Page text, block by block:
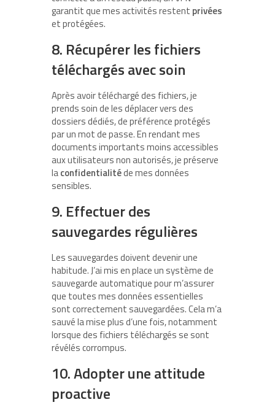
garantit que mes activités restent privées
et protégées.
8. Récupérer les fichiers
téléchargés avec soin
Après avoir téléchargé des fichiers, je
prends soin de les déplacer vers des
dossiers dédiés, de préférence protégés
par un mot de passe. En rendant mes
documents importants moins accessibles
aux utilisateurs non autorisés, je préserve
laconfidentialitéde mes données
sensibles.
9. Effectuer des
sauvegardes régulières
Les sauvegardes doivent devenir une
habitude. J’ai mis en place un système de
sauvegarde automatique pour m’assurer
que toutes mes données essentielles
sont correctement sauvegardées. Cela m’a
sauvé la mise plus d’une fois, notamment
lorsque des fichiers téléchargés se sont
révélés corrompus.
10. Adopter une attitude
proactive